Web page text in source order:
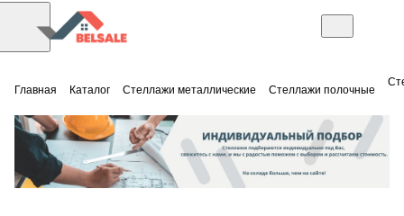
Главная Каталог Стеллажи металлические Стеллажи полочные